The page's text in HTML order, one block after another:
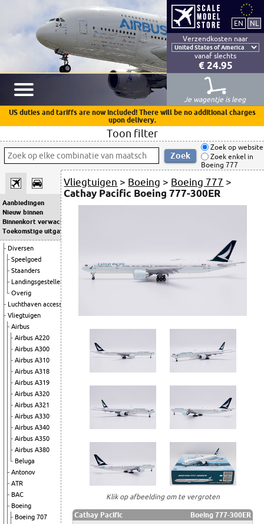
Verzendkosten naar
vanaf slechts
€ 24.95
Je wagentje is leeg
US duties and tariffs are now included! There will be no additional charges
upon delivery.
Toon filter
Zoek op website
Zoek enkel in
Boeing 777
Aanbiedingen
Nieuw binnen
Binnenkort verwacht
Toekomstige uitgaven
Diversen
Speelgoed
Staanders
Landingsgestellen
Overig
Luchthaven accessoires
Vliegtuigen
Airbus
Airbus A220
Airbus A300
Airbus A310
Airbus A318
Airbus A319
Airbus A320
Airbus A321
Airbus A330
Airbus A340
Airbus A350
Airbus A380
Beluga
Antonov
ATR
BAC
Boeing
Boeing 707
Vliegtuigen > Boeing > Boeing 777 >
Cathay Pacific Boeing 777-300ER
Klik op afbeelding om te vergroten
Cathay Pacific
Boeing 777-300ER